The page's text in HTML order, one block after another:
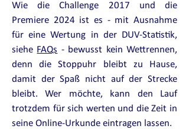
Wie die Challenge 2017 und die
Premiere 2024 ist es - mit Ausnahme
für eine Wertung in der DUV-Statistik,
siehe FAQs - bewusst kein Wettrennen,
denn die Stoppuhr bleibt zu Hause,
damit der Spaß nicht auf der Strecke
bleibt. Wer möchte, kann den Lauf
trotzdem für sich werten und die Zeit in
seine Online-Urkunde eintragen lassen.